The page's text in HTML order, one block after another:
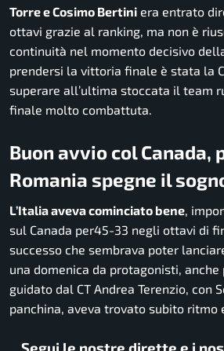
Torre e Cosimo Bertini era entrato
ottavi grazie al ranking, ma non è
continuità nel momento decisivo
prendersi la vittoria finale è stata la
superare all’ultima stoccata il team
finale molto combattuta.
Buon avvio col Canada,
Romania spegne il
L’Italia aveva cominciato bene,
sul Canada per45-33 negli ottavi di
successo che sembrava poter
una domenica da protagonisti,
guidato dal CT Andrea Terenzio, con
panchina, aveva trovato subito ritmo